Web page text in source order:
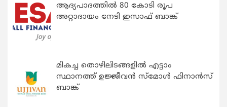
ആദ്യപാദത്തിൽ 80 കോടി രൂപ
അറ്റാദായം നേടി ഇസാഫ് ബാങ്ക്
മികച്ച തൊഴിലിടങ്ങളിൽ എട്ടാം
സ്ഥാനത്ത് ഉജ്ജീവൻ സ്മോൾ ഫിനാൻസ്
ബാങ്ക്